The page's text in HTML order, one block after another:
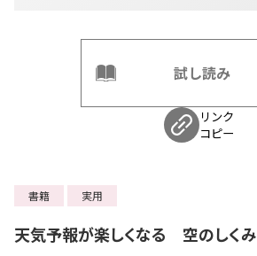
試し読み
リンク
コピー
書籍 実用
天気予報が楽しくなる 空のしくみ